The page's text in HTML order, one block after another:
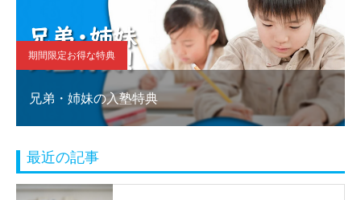
期間限定お得な特典
兄弟・姉妹の入塾特典
最近の記事